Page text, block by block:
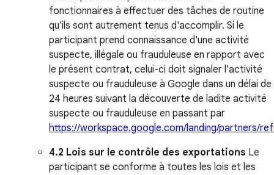
fonctionnaires à effectuer des tâches de routine
qu'ils sont autrement tenus d'accomplir. Si le
participant prend connaissance d'une activité
suspecte, illégale ou frauduleuse en rapport avec
le présent contrat, celui-ci doit signaler l'activité
suspecte ou frauduleuse à Google dans un délai de
24 heures suivant la découverte de ladite activité
suspecte ou frauduleuse en passant par
https://workspace.google.com/landing/partners/
4.2 Lois sur le contrôle des exportations Le
participant se conforme à toutes les lois et les